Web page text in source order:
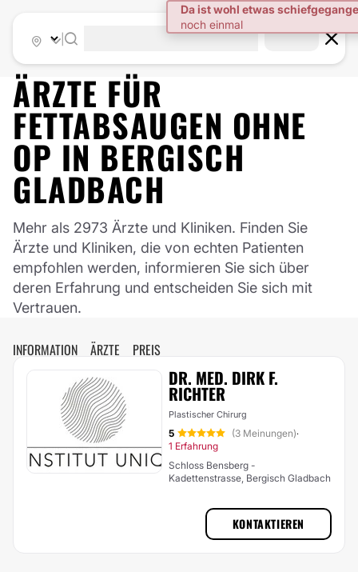
ÄRZTE FÜR
FETTABSAUGEN OHNE
OP IN BERGISCH
GLADBACH
Mehr als 2973 Ärzte und Kliniken. Finden Sie
Ärzte und Kliniken, die von echten Patienten
empfohlen werden, informieren Sie sich über
deren Erfahrung und entscheiden Sie sich mit
Vertrauen.
INFORMATION ÄRZTE PREIS
DR. MED. DIRK F.
RICHTER
Plastischer Chirurg
5 (3 Meinungen)·
1 Erfahrung
Schloss Bensberg -
Kadettenstrasse, Bergisch Gladbach
KONTAKTIEREN